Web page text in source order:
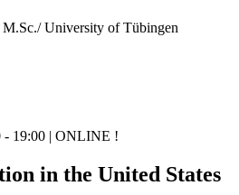
M.Sc./ University of Tübingen
- 19:00 | ONLINE !
in the United States